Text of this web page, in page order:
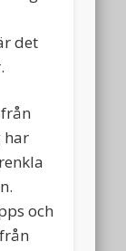
det
har
och